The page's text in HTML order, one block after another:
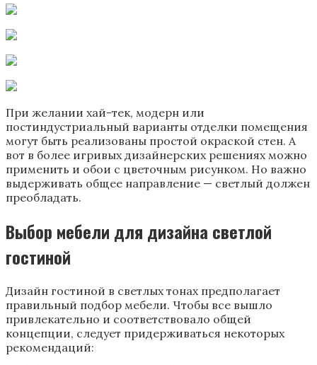
При желании хай-тек, модерн или
постиндустриальный варианты отделки помещения
могут быть реализованы простой окраской стен. А
вот в более игривых дизайнерских решениях можно
применить и обои с цветочным рисунком. Но важно
выдерживать общее направление — светлый должен
преобладать.
Выбор мебели для дизайна светлой
гостиной
Дизайн гостиной в светлых тонах предполагает
правильный подбор мебели. Чтобы все вышло
привлекательно и соответствовало общей
концепции, следует придерживаться некоторых
рекомендаций: